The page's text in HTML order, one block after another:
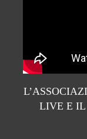
LIVE E IL